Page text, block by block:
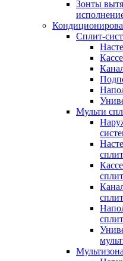
Зонты
Сплит-
Мульти